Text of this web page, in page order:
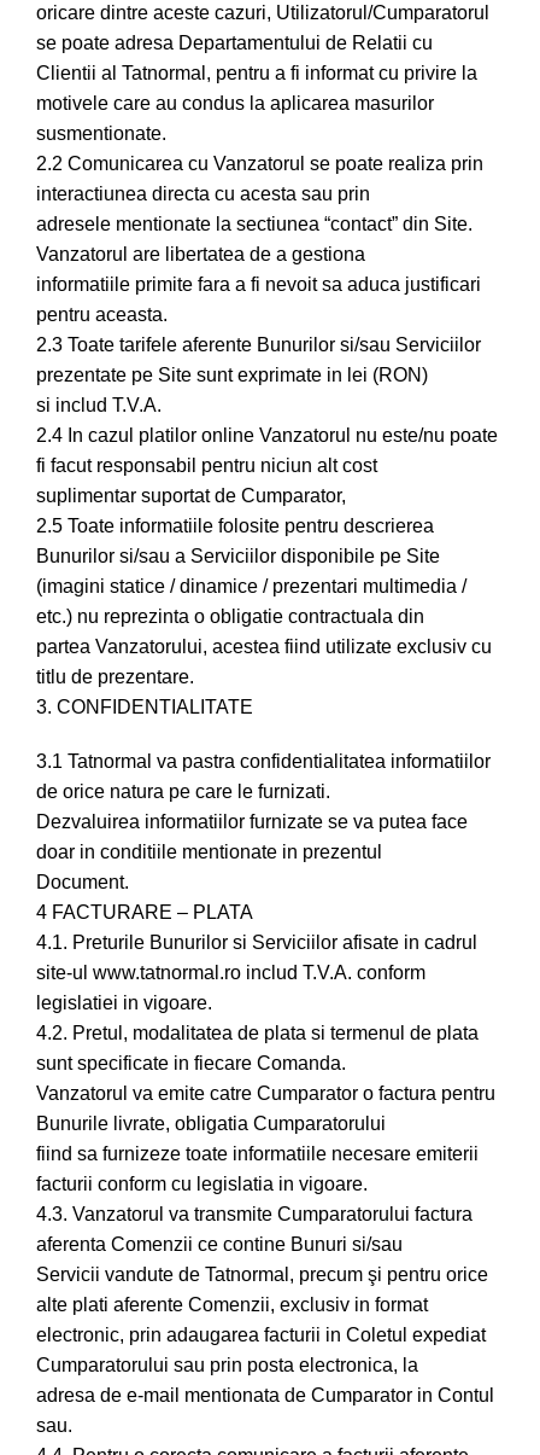
oricare dintre aceste cazuri, Utilizatorul/Cumparatorul
se poate adresa Departamentului de Relatii cu
Clientii al Tatnormal, pentru a fi informat cu privire la
motivele care au condus la aplicarea masurilor
susmentionate.
2.2 Comunicarea cu Vanzatorul se poate realiza prin
interactiunea directa cu acesta sau prin
adresele mentionate la sectiunea “contact” din Site.
Vanzatorul are libertatea de a gestiona
informatiile primite fara a fi nevoit sa aduca justificari
pentru aceasta.
2.3 Toate tarifele aferente Bunurilor si/sau Serviciilor
prezentate pe Site sunt exprimate in lei (RON)
si includ T.V.A.
2.4 In cazul platilor online Vanzatorul nu este/nu poate
fi facut responsabil pentru niciun alt cost
suplimentar suportat de Cumparator,
2.5 Toate informatiile folosite pentru descrierea
Bunurilor si/sau a Serviciilor disponibile pe Site
(imagini statice / dinamice / prezentari multimedia /
etc.) nu reprezinta o obligatie contractuala din
partea Vanzatorului, acestea fiind utilizate exclusiv cu
titlu de prezentare.
3. CONFIDENTIALITATE
3.1 Tatnormal va pastra confidentialitatea informatiilor
de orice natura pe care le furnizati.
Dezvaluirea informatiilor furnizate se va putea face
doar in conditiile mentionate in prezentul
Document.
4 FACTURARE – PLATA
4.1. Preturile Bunurilor si Serviciilor afisate in cadrul
site-ul www.tatnormal.ro includ T.V.A. conform
legislatiei in vigoare.
4.2. Pretul, modalitatea de plata si termenul de plata
sunt specificate in fiecare Comanda.
Vanzatorul va emite catre Cumparator o factura pentru
Bunurile livrate, obligatia Cumparatorului
fiind sa furnizeze toate informatiile necesare emiterii
facturii conform cu legislatia in vigoare.
4.3. Vanzatorul va transmite Cumparatorului factura
aferenta Comenzii ce contine Bunuri si/sau
Servicii vandute de Tatnormal, precum şi pentru orice
alte plati aferente Comenzii, exclusiv in format
electronic, prin adaugarea facturii in Coletul expediat
Cumparatorului sau prin posta electronica, la
adresa de e-mail mentionata de Cumparator in Contul
sau.